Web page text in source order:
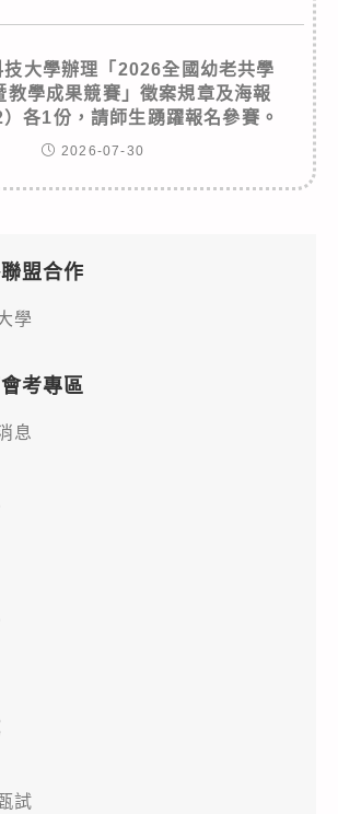
技大學辦理「2026全國幼老共學
教學成果競賽」徵案規章及海報
）各1份，請師生踴躍報名參賽。
2026-07-30
盟合作
學
考專區
息
試